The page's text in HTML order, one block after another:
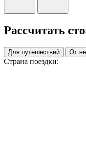
Рассчитать
Для путешествий От
Страна поездки: